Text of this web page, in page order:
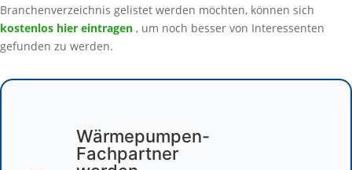
Branchenverzeichnis gelistet werden möchten, können sich
kostenlos hier eintragen , um noch besser von Interessenten
gefunden zu werden.
Wärmepumpen-
Fachpartner